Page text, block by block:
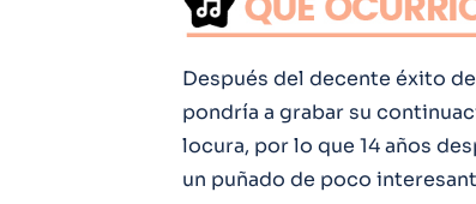
Después del decente éxito
pondría a grabar su
locura, por lo que 14 años
un puñado de poco